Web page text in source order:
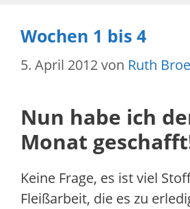
Wochen 1 bis 4
5. April 2012von Ruth
Nun habe ich
Monat
Keine Frage, es ist viel
Fleißarbeit, die es zu